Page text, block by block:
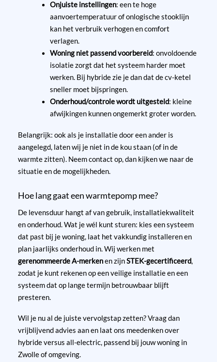
Onjuiste instellingen: een te hoge
aanvoertemperatuur of onlogische stooklijn
kan het verbruik verhogen en comfort
verlagen.
Woning niet passend voorbereid: onvoldoende
isolatie zorgt dat het systeem harder moet
werken. Bij hybride zie je dan dat de cv-ketel
sneller moet bijspringen.
Onderhoud/controle wordt uitgesteld: kleine
afwijkingen kunnen ongemerkt groter worden.
Belangrijk: ook als je installatie door een ander is
aangelegd, laten wij je niet in de kou staan (of in de
warmte zitten). Neem contact op, dan kijken we naar de
situatie en de mogelijkheden.
Hoe lang gaat een warmtepomp mee?
De levensduur hangt af van gebruik, installatiekwaliteit
en onderhoud. Wat je wél kunt sturen: kies een systeem
dat past bij je woning, laat het vakkundig installeren en
plan jaarlijks onderhoud in. Wij werken met
gerenommeerde A-merkenen zijnSTEK-gecertificeerd,
zodat je kunt rekenen op een veilige installatie en een
systeem dat op lange termijn betrouwbaar blijft
presteren.
Wil je nu al de juiste vervolgstap zetten? Vraag dan
vrijblijvend advies aan en laat ons meedenken over
hybride versus all-electric, passend bij jouw woning in
Zwolle of omgeving.